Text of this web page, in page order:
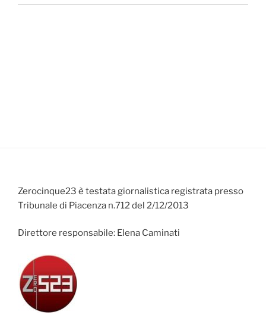
Zerocinque23 è testata giornalistica registrata presso
Tribunale di Piacenza n.712 del 2/12/2013
Direttore responsabile: Elena Caminati